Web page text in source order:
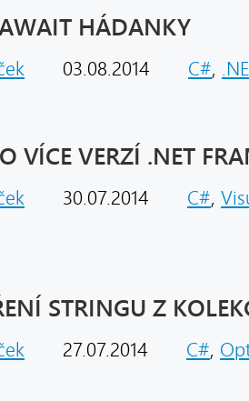
HÁDANKY
03.08.2014 C#,
VÍCE VERZÍ .NET
30.07.2014 C#,
STRINGU Z
27.07.2014 C#,